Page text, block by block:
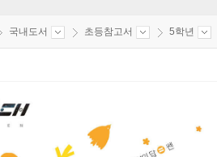
국내도서 초등참고서 5학년